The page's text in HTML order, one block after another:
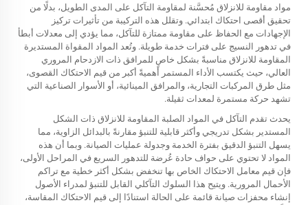
مواد مقاومة للانزلاق مُحسَّنة لمقاومة التآكل على المدى الطويل، بدلًا من
تحقيق أقصى احتكاك ابتدائي. وتقلل هذه التركيبة من تأثيرات تركيز
الإجهادات مع الحفاظ على مقاومة ممتازة للتآكل، مما يؤدي إلى معدلات أبطأ
في تدهور النسيج على فترات خدمة طويلة. وتُعد المواد المقواة المستديرة
المقاومة للانزلاق مناسبةً بشكل خاصٍ للمرافق ذات الازدحام المروري
العالي، حيث يكتسب الأداء المستمر أهميةً أكبر من قيم الاحتكاك القصوى،
مثل طرق المركبات التجارية، والمرافق المينائية، أو الأسوار الصناعية التي
تشهد حركة مستمرة لمعدات ثقيلة.
يحدث تقدم التآكل في المواد الصلبة المقاومة للانزلاق ذات الشكل
المستدير بشكل تدريجي وأكثر قابلية للتنبؤ مقارنةً بالبدائل الزاوية، مما
يسهل التنبؤ الدقيق بفترة الخدمة وجدولة عمليات الصيانة. وبما أن هذه
المواد لا تحتوي على حواف حادة عُرضة للتدهور السريع في المراحل الأولى،
فإن قيم معامل الاحتكاك الخاص بها تنخفض بشكل أكثر خطية مع تراكم
الأحمال المرورية. ويتيح هذا السلوك التآكلي القابل للتنبؤ لمدراء الأصول
إنشاء محفزات صيانة قائمة على الحالة استنادًا إلى قيم الاحتكاك المقاسة،